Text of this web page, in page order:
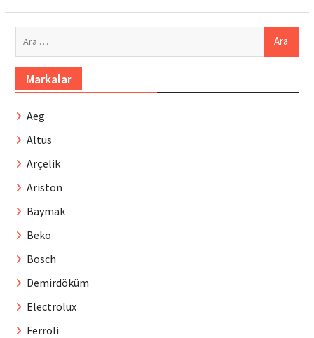
Markalar
Aeg
Altus
Arçelik
Ariston
Baymak
Beko
Bosch
Demirdöküm
Electrolux
Ferroli